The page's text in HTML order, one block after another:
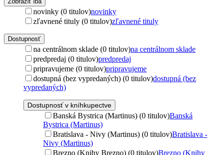
novinky (0 titulov)novinky
zľavnené tituly (0 titulov)zľavnené tituly
Dostupnosť
na centrálnom sklade (0 titulov)na centrálnom sklade
predpredaj (0 titulov)predpredaj
pripravujeme (0 titulov)pripravujeme
dostupná (bez vypredaných) (0 titulov)dostupná (bez
vypredaných)
Dostupnosť v kníhkupectve
Banská Bystrica (Martinus) (0 titulov)Banská
Bystrica (Martinus)
Bratislava - Nivy (Martinus) (0 titulov)Bratislava -
Nivy (Martinus)
Brezno (Knihy Brezno) (0 titulov)Brezno (Knihy